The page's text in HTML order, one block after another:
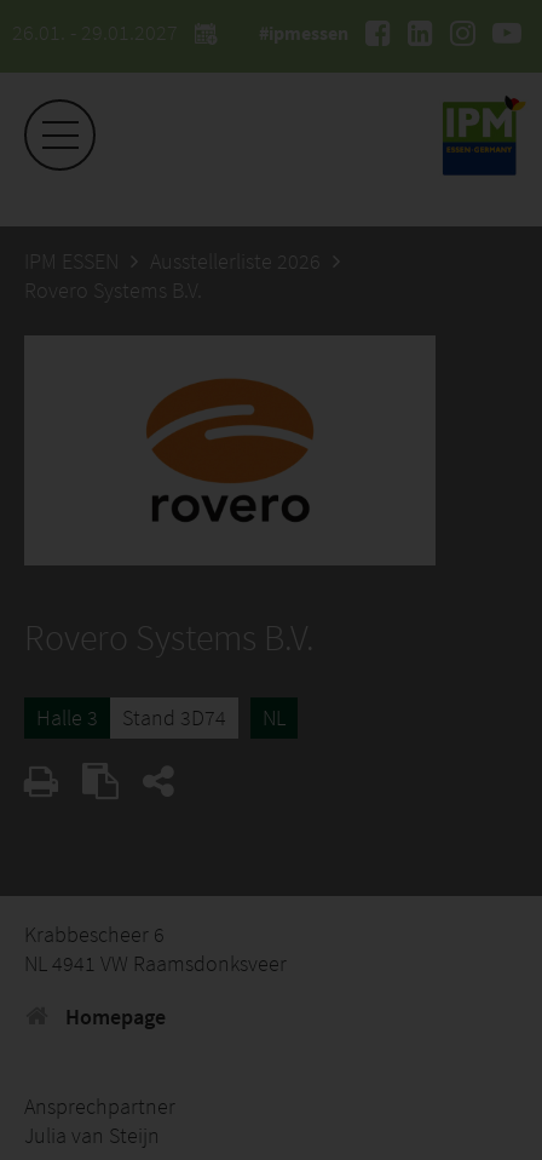
26.01. - 29.01.2027 #ipmessen
IPM ESSEN
Ausstellerliste 2026
Rovero Systems B.V.
Rovero Systems B.V.
Halle 3 Stand 3D74 NL
Krabbescheer 6
NL 4941 VW Raamsdonksveer
Homepage
Ansprechpartner
Julia van Steijn